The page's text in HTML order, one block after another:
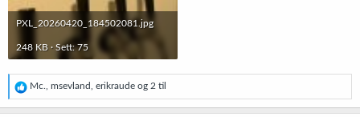
PXL_20260420_184502081.jpg
248 KB · Sett: 75
R
e
a
Mc. msevland erikraude og 2 til